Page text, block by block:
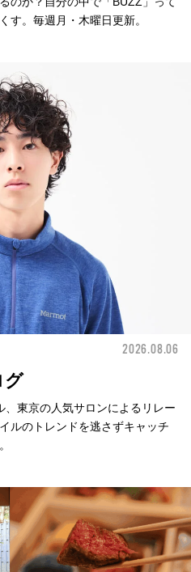
す。毎週月・木曜日更新。
2026.08.06
グ
東京の人気サロンによるリレー
ルのトレンドを逃さずキャッチ